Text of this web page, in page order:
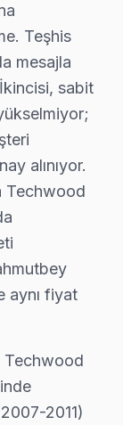
servisi
Maliyetleri
ihtiyaçlarına
gibi parçalar
biri garanti
Ömürlü TV
Teşhis
mesajla
sabit
alınıyor.
Techwood
aynı fiyat
Techwood
2011)